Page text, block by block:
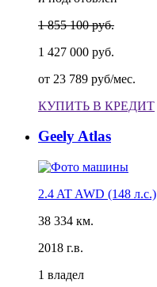
1 855 100 руб.
1 427 000 руб.
от 23 789 руб/мес.
КУПИТЬ В КРЕДИТ
Geely Atlas
2.4 AT AWD (148 л.с.)
38 334 км.
2018 г.в.
1 владел